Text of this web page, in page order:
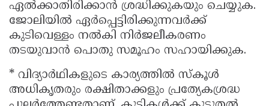
ഏൽക്കാതിരിക്കാൻ ശ്രദ്ധിക്കുകയും ചെയ്യുക.
ജോലിയിൽ ഏർപ്പെട്ടിരിക്കുന്നവർക്ക്
കുടിവെള്ളം നൽകി നിർജലീകരണം
തടയുവാൻ പൊതു സമൂഹം സഹായിക്കുക.
* വിദ്യാർഥികളുടെ കാര്യത്തിൽ സ്കൂള്‍
അധിക‍ൃതരും രക്ഷിതാക്കളും പ്രത്യേകശ്രദ്ധ